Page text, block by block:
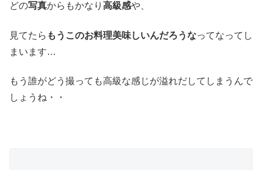
どの写真からもかなり 高級感や、
見てたら もうこのお料理美味しいんだろうなってなってし
まいます…
もう誰がどう撮っても高級な感じが溢れだしてしまうんで
しょうね・・